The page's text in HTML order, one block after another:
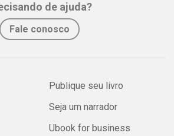
de ajuda?
Fale conosco
Publique seu livro
Seja um narrador
Ubook for business